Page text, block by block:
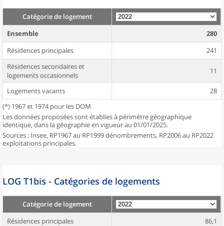
Catégorie de logement
Ensemble
280
Résidences principales
241
Résidences secondaires et
logements occasionnels
11
Logements vacants
28
(*) 1967 et 1974 pour les DOM
Les données proposées sont établies à périmètre géographique
identique, dans la géographie en vigueur au 01/01/2025.
Sources : Insee, RP1967 au RP1999 dénombrements, RP2006 au RP2022
exploitations principales.
LOG T1bis - Catégories de logements
Catégorie de logement
Résidences principales
86,1